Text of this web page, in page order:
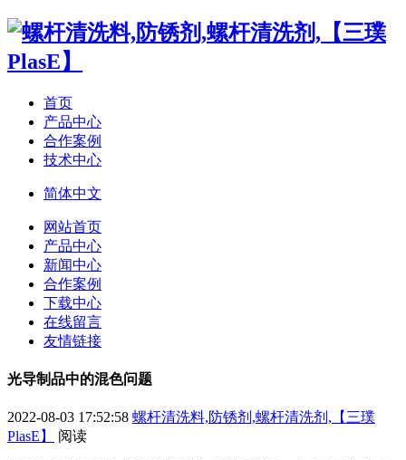
首页
产品中心
合作案例
技术中心
简体中文
网站首页
产品中心
新闻中心
合作案例
下载中心
在线留言
友情链接
光导制品中的混色问题
2022-08-03 17:52:58 螺杆清洗料,防锈剂,螺杆清洗剂,【三璞
PlasE】
阅读